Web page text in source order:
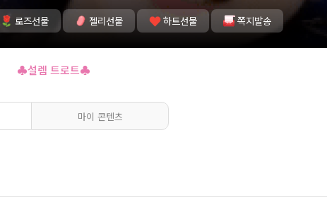
로즈선물 젤리선물 하트선물 쪽지발송
♣설렘 트로트♣
마이 콘텐츠